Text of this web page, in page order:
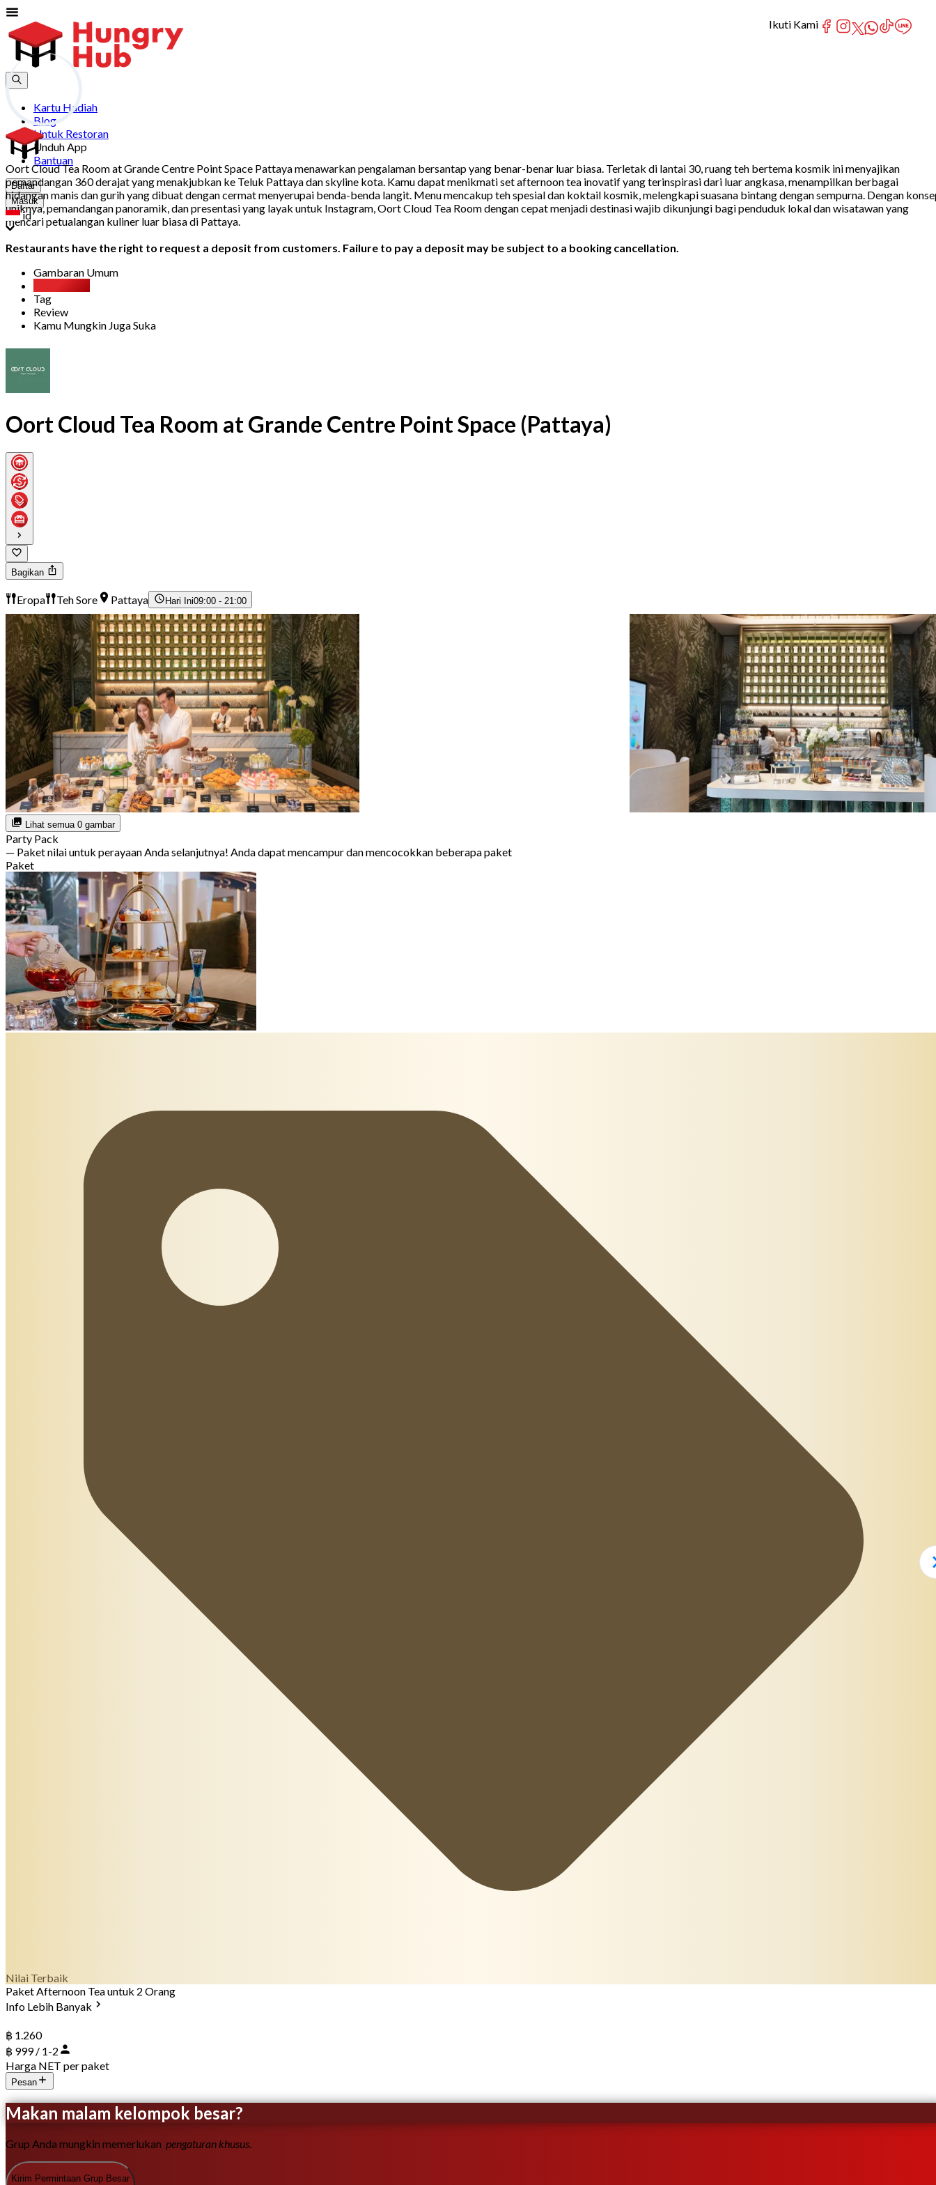
Kartu Hadiah
Blog
Untuk Restoran
Unduh App
Bantuan
Daftar
Masuk
id
Oort Cloud Tea Room at Grande Centre Point Space Pattaya menawarkan pengalaman bersantap yang benar-benar luar biasa. Terletak di lantai 30, ruang teh bertema kosmik ini menyajikan
pemandangan 360 derajat yang menakjubkan ke Teluk Pattaya dan skyline kota. Kamu dapat menikmati set afternoon tea inovatif yang terinspirasi dari luar angkasa, menampilkan berbagai
hidangan manis dan gurih yang dibuat dengan cermat menyerupai benda-benda langit. Menu mencakup teh spesial dan koktail kosmik, melengkapi suasana bintang dengan sempurna. Dengan
uniknya, pemandangan panoramik, dan presentasi yang layak untuk Instagram, Oort Cloud Tea Room dengan cepat menjadi destinasi wajib dikunjungi bagi penduduk lokal dan wisatawan yang
mencari petualangan kuliner luar biasa di Pattaya.
Restaurants have the right to request a deposit from customers. Failure to pay a deposit may be subject to a booking cancellation.
Gambaran Umum
Tag
Review
Kamu Mungkin Juga Suka
Oort Cloud Tea Room at Grande Centre Point Space (Pattaya)
Bagikan
Eropa Teh Sore Pattaya Hari Ini09:00 - 21:00
Lihat semua 0 gambar
Party Pack
— Paket nilai untuk perayaan Anda selanjutnya! Anda dapat mencampur dan mencocokkan beberapa paket
Paket
Nilai Terbaik
Paket Afternoon Tea untuk 2 Orang
Info Lebih Banyak
฿ 1.260
฿ 999 / 1-2
Harga NET per paket
Pesan
Makan malam kelompok besar?
Grup Anda mungkin memerlukan pengaturan khusus.
Kirim Permintaan Grup Besar
Ikuti Kami